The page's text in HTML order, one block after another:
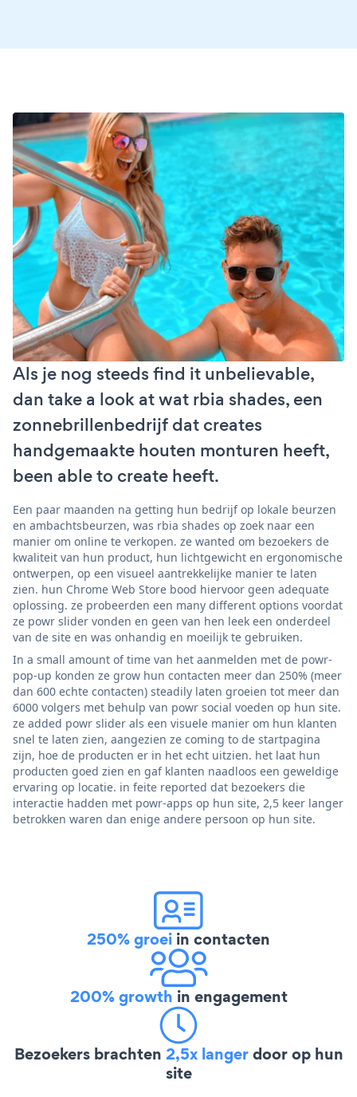
Als je nog steeds find it unbelievable,
dan take a look at wat rbia shades, een
zonnebrillenbedrijf dat creates
handgemaakte houten monturen heeft,
been able to create heeft.
Een paar maanden na getting hun bedrijf op lokale beurzen
en ambachtsbeurzen, was rbia shades op zoek naar een
manier om online te verkopen. ze wanted om bezoekers de
kwaliteit van hun product, hun lichtgewicht en ergonomische
ontwerpen, op een visueel aantrekkelijke manier te laten
zien. hun Chrome Web Store bood hiervoor geen adequate
oplossing. ze probeerden een many different options voordat
ze powr slider vonden en geen van hen leek een onderdeel
van de site en was onhandig en moeilijk te gebruiken.
In a small amount of time van het aanmelden met de powr-
pop-up konden ze grow hun contacten meer dan 250% (meer
dan 600 echte contacten) steadily laten groeien tot meer dan
6000 volgers met behulp van powr social voeden op hun site.
ze added powr slider als een visuele manier om hun klanten
snel te laten zien, aangezien ze coming to de startpagina
zijn, hoe de producten er in het echt uitzien. het laat hun
producten goed zien en gaf klanten naadloos een geweldige
ervaring op locatie. in feite reported dat bezoekers die
interactie hadden met powr-apps op hun site, 2,5 keer langer
betrokken waren dan enige andere persoon op hun site.
250% groei in contacten
200% growth in engagement
Bezoekers brachten 2,5x langerdoor op hun
site